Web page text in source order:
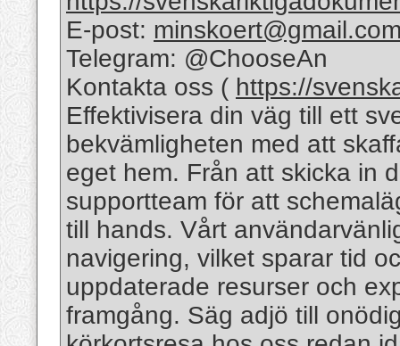
E-post:
Telegram: @ChooseAn
Kontakta oss ( https://
Effektivisera din väg till ett
bekvämligheten med att
eget hem. Från att skicka in
supportteam för att
till hands. Vårt
navigering, vilket sparar tid
uppdaterade resurser och
framgång. Säg adjö till